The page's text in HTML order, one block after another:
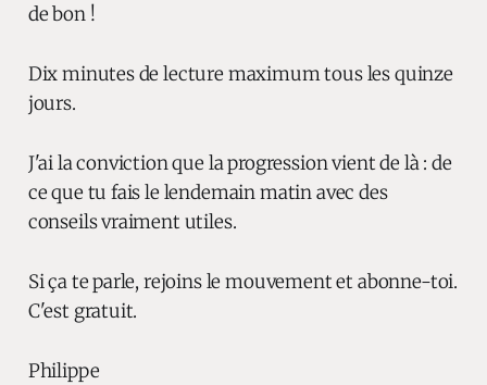
de bon !
Dix minutes de lecture maximum tous les quinze
jours.
J'ai la conviction que la progression vient de là : de
ce que tu fais le lendemain matin avec des
conseils vraiment utiles.
Si ça te parle, rejoins le mouvement et abonne-toi.
C'est gratuit.
Philippe